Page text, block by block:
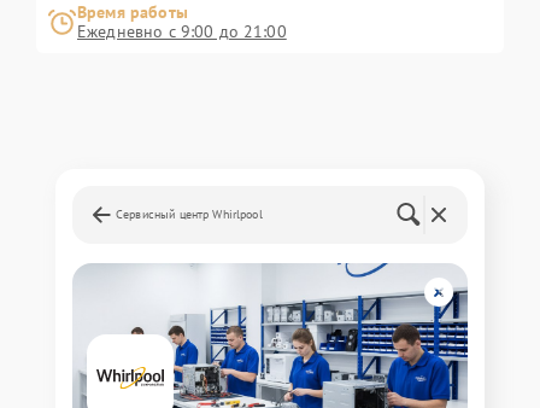
Время работы
Ежедневно с 9:00 до 21:00
Сервисный центр Whirlpool